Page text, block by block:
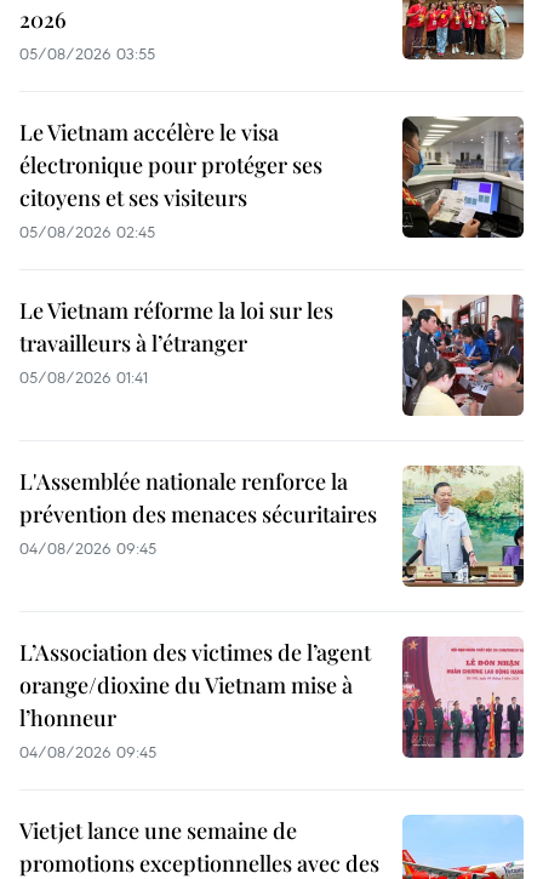
2026
05/08/2026 03:55
Le Vietnam accélère le visa
électronique pour protéger ses
citoyens et ses visiteurs
05/08/2026 02:45
Le Vietnam réforme la loi sur les
travailleurs à l’étranger
05/08/2026 01:41
L'Assemblée nationale renforce la
prévention des menaces sécuritaires
04/08/2026 09:45
L’Association des victimes de l’agent
orange/dioxine du Vietnam mise à
l’honneur
04/08/2026 09:45
Vietjet lance une semaine de
promotions exceptionnelles avec des